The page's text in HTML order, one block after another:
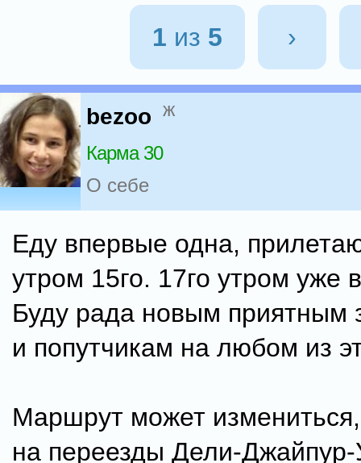
1 из 5 ›
bezoo ж
Карма 30
О себе
Еду впервые одна,
утром 15го. 17го утром уже
Буду рада новым приятным
и попутчикам на любом из
Маршрут может
на переезды Дели-Джайпур-